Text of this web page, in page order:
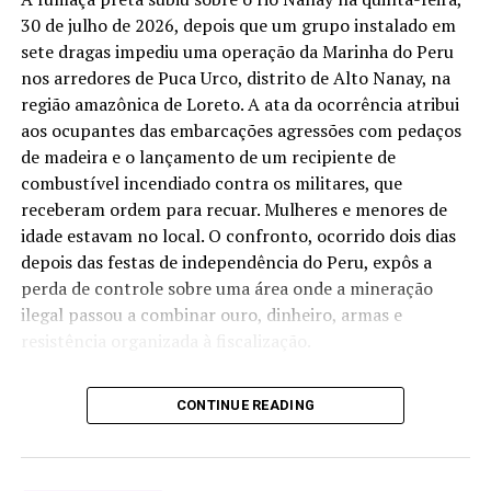
e regiões historicamente afetadas por
transbordamentos, enquanto o estado mantém o alerta
diante da combinação entre chuvas persistentes e
resposta rápida da bacia do rio Acre.
Foto: Sérgio Vale
Compartilhe isso:
X Facebook
30 de julho de 2026, depois que um grupo instalado em
sete dragas impediu uma operação da Marinha do Peru
nos arredores de Puca Urco, distrito de Alto Nanay, na
região amazônica de Loreto. A ata da ocorrência atribui
aos ocupantes das embarcações agressões com pedaços
de madeira e o lançamento de um recipiente de
combustível incendiado contra os militares, que
receberam ordem para recuar. Mulheres e menores de
idade estavam no local. O confronto, ocorrido dois dias
depois das festas de independência do Peru, expôs a
perda de controle sobre uma área onde a mineração
ilegal passou a combinar ouro, dinheiro, armas e
O fogo aparece entre estruturas flutuantes cobertas por
lonas. Homens, mulheres e crianças permanecem sobre
CONTINUE READING